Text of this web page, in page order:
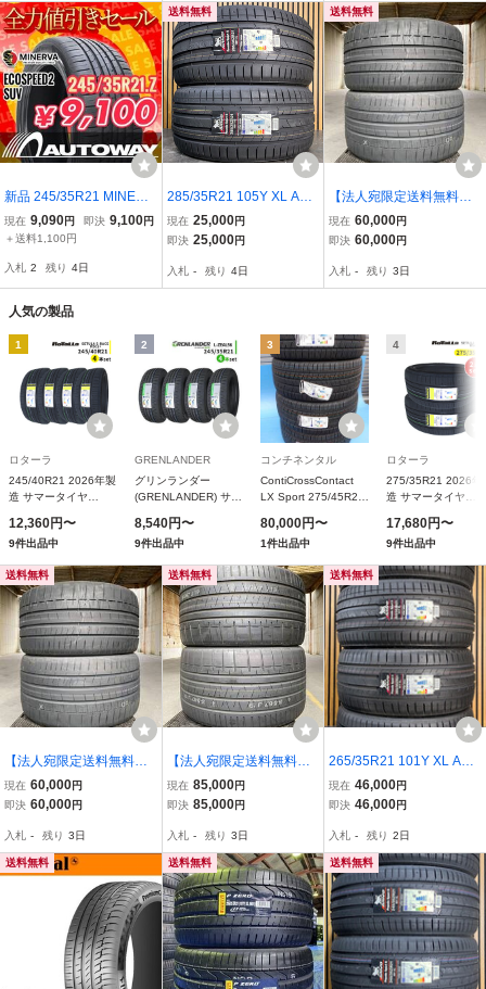
新品 245/35R21 MINERV
A ミネルバ ECOSPEED2
SUV 245/35/21インチ 全
現在 9,090円 即決 9,100円
＋送料1,100円
入札 2 残り 4日
送料無料
285/35R21 105Y XL ARI
VO PREMIO SPORT6 新
品 サマータイヤ 2本セッ
無料 285/35/21 夏タイヤ
現在 25,000円
即決 25,000円
入札 - 残り 4日
送料無料
【法人宛限定送料無料】2
62425M-786 PIRELLI
305/30ZR21(104Y)XL 3
0)elt 2本セット 2023
現在 60,000円
即決 60,000円
入札 - 残り 3日
人気の製品
1
ロターラ
245/40R21 2026年製
造 サマータイヤ
RACE RS01+
245/40/21
12,360円〜
9件出品中
2
GRENLANDER
グリンランダー
(GRENLANDER) サマ
245/35R21 96W
8,540円〜
9件出品中
3
コンチネンタル
ContiCrossContact
LX Sport 275/45R21
セット
80,000円〜
1件出品中
4
ロターラ
275/35R21 2026年
造 サマータイヤ
RACE RS01+
275/35/21
17,680円〜
9件出品中
送料無料
【法人宛限定送料無料】2
62425M-788 PIRELLI
305/30ZR21(104Y)XL 3
0)elt 2本セット 2023
年製
現在 60,000円
即決 60,000円
入札 - 残り 3日
送料無料
【法人宛限定送料無料】2
62425M-902 PIRELLI
345/30ZR21(111Y)XL 3
SA(F) 2本セット 2023
年製
現在 85,000円
即決 85,000円
入札 - 残り 3日
送料無料
265/35R21 101Y XL ARI
VO PREMIO SPORT6 新
品 サマータイヤ 4本セッ
無料 265/35/21 夏タイヤ
現在 46,000円
即決 46,000円
入札 - 残り 2日
送料無料 送料無料 送料無料